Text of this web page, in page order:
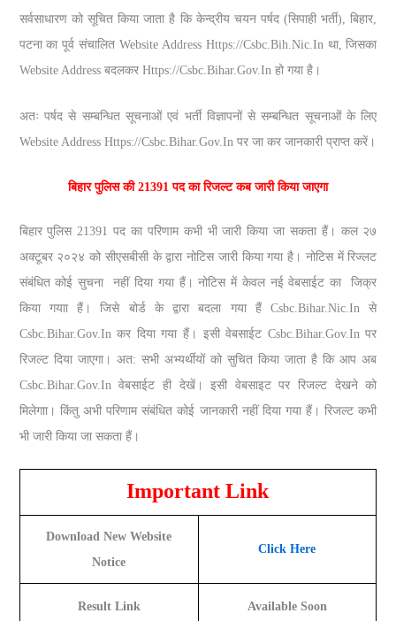
सर्वसाधारण को सूचित किया जाता है कि केन्द्रीय चयन पर्षद (सिपाही भर्ती), बिहार,
पटना का पूर्व संचालित Website Address Https://csbc.bih.nic.in था, जिसका
Website Address बदलकर Https://csbc.bihar.gov.in हो गया है।
अतः पर्षद से सम्बन्धित सूचनाओं एवं भर्ती विज्ञापनों से सम्बन्धित सूचनाओं के लिए
Website Address Https://csbc.bihar.gov.in पर जा कर जानकारी प्राप्त करें।
बिहार पुलिस की 21391 पद का रिजल्‍ट कब जारी किया जाएगा
बिहार पुलिस 21391 पद का परिणाम कभी भी जारी किया जा सकता हैं। कल २७
अक्‍टूबर २०२४ को सीएसबीसी के द्वारा नो‍टिस जारी किया गया है। नोटिस में रिज्‍लट
संबंधित कोई सुचना नहीं दिया गया हैं। नोटिस में केवल नई वेबसाईट का जिक्र
किया गयाा हैं। जिसे बोर्ड के द्वारा बदला गया हैं Csbc.bihar.nic.in से
Csbc.bihar.gov.in कर दिया गया हैं। इसी वेबसाईट Csbc.bihar.gov.in पर
रिजल्‍ट दिया जाएगा। अत: सभी अभ्‍यर्थीयों को सुचित किया जाता है कि आप अब
Csbc.bihar.gov.in वेबसाईट ही देखें। इसी वेबसाइट पर रिजल्‍ट देखने को
मिलेगाा। किंतु अभी परिणाम संबंधित कोई जानकारी नहीं दिया गया हैं। रिजल्‍ट कभी
भी जारी किया जा सकता हैं।
Important Link
Download New Website
Notice
Click Here
Result Link Available Soon